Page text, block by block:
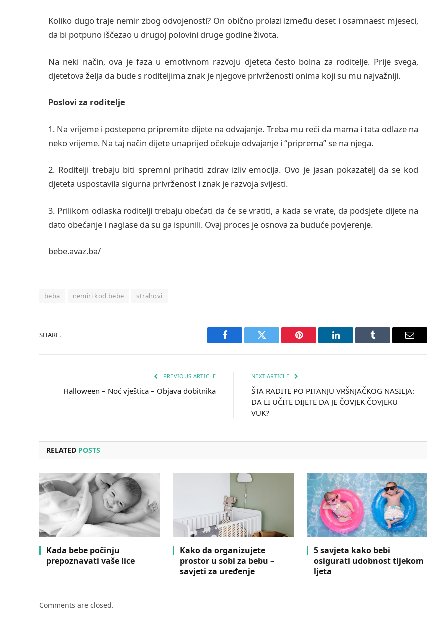
Koliko dugo traje nemir zbog odvojenosti? On obično prolazi između deset i osamnaest mjeseci,
da bi potpuno iščezao u drugoj polovini druge godine života.
Na neki način, ova je faza u emotivnom razvoju djeteta često bolna za roditelje. Prije svega,
djetetova želja da bude s roditeljima znak je njegove privrženosti onima koji su mu najvažniji.
Poslovi za roditelje
1. Na vrijeme i postepeno pripremite dijete na odvajanje. Treba mu reći da mama i tata odlaze na
neko vrijeme. Na taj način dijete unaprijed očekuje odvajanje i “priprema” se na njega.
2. Roditelji trebaju biti spremni prihatiti zdrav izliv emocija. Ovo je jasan pokazatelj da se kod
djeteta uspostavila sigurna privrženost i znak je razvoja svijesti.
3. Prilikom odlaska roditelji trebaju obećati da će se vratiti, a kada se vrate, da podsjete dijete na
dato obećanje i naglase da su ga ispunili. Ovaj proces je osnova za buduće povjerenje.
bebe.avaz.ba/
beba nemiri kod bebe strahovi
SHARE.
Facebook Twitter Pinterest LinkedIn Tumblr Email
PREVIOUS ARTICLE
Halloween – Noć vještica – Objava dobitnika
NEXT ARTICLE
ŠTA RADITE PO PITANJU VRŠNJAČKOG NASILJA:
DA LI UČITE DIJETE DA JE ČOVJEK ČOVJEKU
VUK?
RELATED POSTS
Kada bebe počinju
prepoznavati vaše lice
Kako da organizujete
prostor u sobi za bebu –
savjeti za uređenje
5 savjeta kako bebi
osigurati udobnost tijekom
ljeta
Comments are closed.